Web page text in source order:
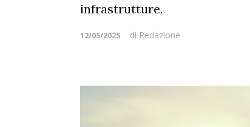
infrastrutture.
12/05/2025 di Redazione